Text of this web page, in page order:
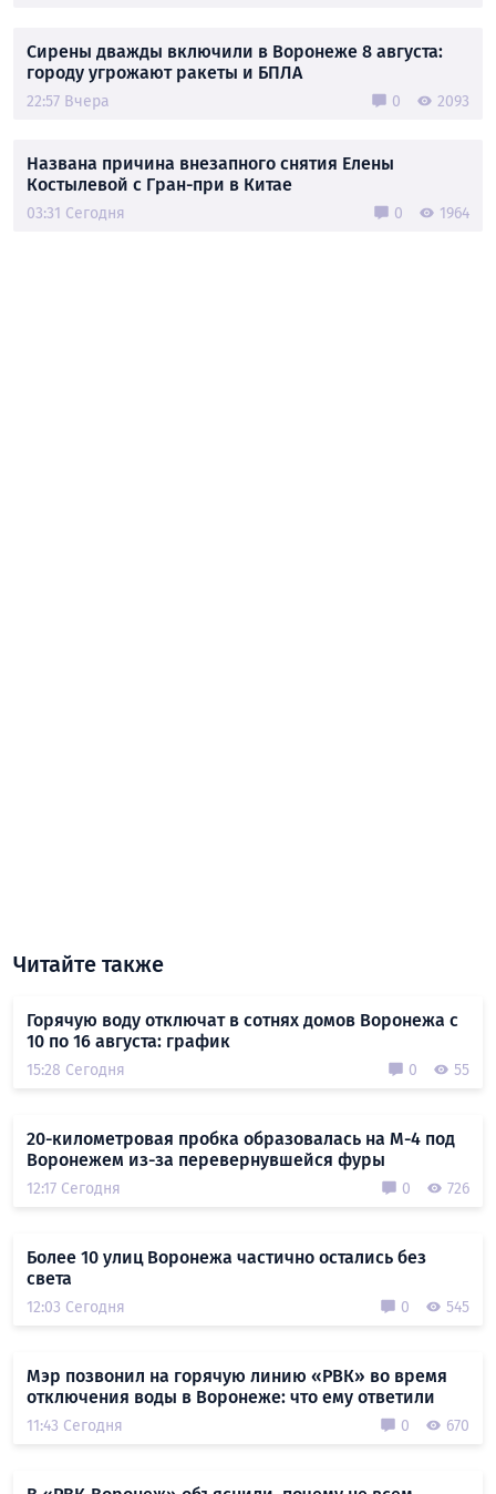
Сирены дважды включили в Воронеже 8 августа:
городу угрожают ракеты и БПЛА
22:57 Вчера 0 2093
Названа причина внезапного снятия Елены
Костылевой с Гран-при в Китае
03:31 Сегодня 0 1964
Читайте также
Горячую воду отключат в сотнях домов Воронежа с
10 по 16 августа: график
15:28 Сегодня 0 55
20-километровая пробка образовалась на М-4 под
Воронежем из-за перевернувшейся фуры
12:17 Сегодня 0 726
Более 10 улиц Воронежа частично остались без
света
12:03 Сегодня 0 545
Мэр позвонил на горячую линию «РВК» во время
отключения воды в Воронеже: что ему ответили
11:43 Сегодня 0 670